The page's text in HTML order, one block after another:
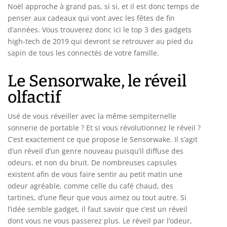
Noël approche à grand pas, si si, et il est donc temps de
penser aux cadeaux qui vont avec les fêtes de fin
d’années. Vous trouverez donc ici le top 3 des gadgets
high-tech de 2019 qui devront se retrouver au pied du
sapin de tous les connectés de votre famille.
Le Sensorwake, le réveil
olfactif
Usé de vous réveiller avec la même sempiternelle
sonnerie de portable ? Et si vous révolutionnez le réveil ?
C’est exactement ce que propose le Sensorwake. Il s’agit
d’un réveil d’un genre nouveau puisqu’il diffuse des
odeurs, et non du bruit. De nombreuses capsules
existent afin de vous faire sentir au petit matin une
odeur agréable, comme celle du café chaud, des
tartines, d’une fleur que vous aimez ou tout autre. Si
l’idée semble gadget, il faut savoir que c’est un réveil
dont vous ne vous passerez plus. Le réveil par l’odeur,